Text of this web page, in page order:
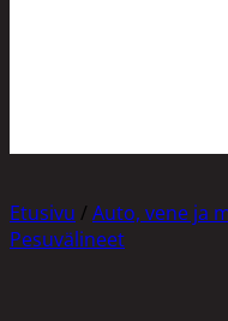
Etusivu / Auto, vene ja
Pesuvälineet